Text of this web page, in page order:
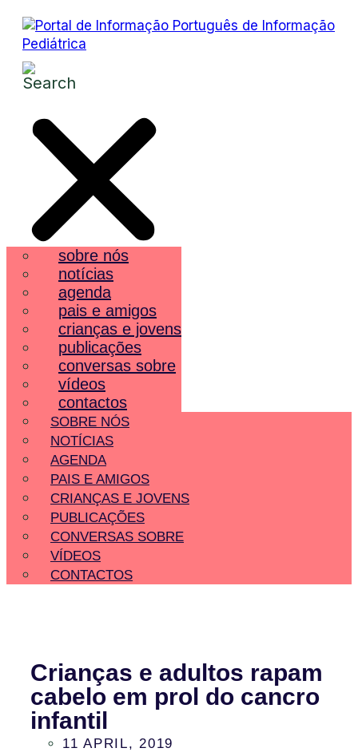
sobre nós
notícias
agenda
pais e amigos
crianças e jovens
publicações
conversas sobre
vídeos
contactos
SOBRE NÓS
NOTÍCIAS
AGENDA
PAIS E AMIGOS
CRIANÇAS E JOVENS
PUBLICAÇÕES
CONVERSAS SOBRE
VÍDEOS
CONTACTOS
Crianças e adultos rapam
cabelo em prol do cancro
infantil
11 APRIL, 2019